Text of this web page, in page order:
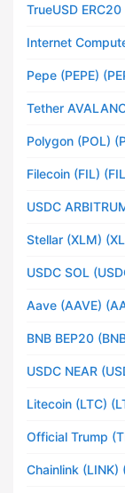
TrueUSD
Internet
Pepe (PEPE)
Tether
Polygon (POL)
Filecoin (FIL)
USDC
Stellar (XLM)
USDC SOL
Aave (AAVE)
BNB BEP20
USDC NEAR
Litecoin (LTC)
Official Trump
Chainlink (LINK)